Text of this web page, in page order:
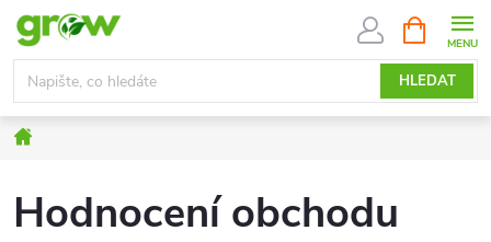
Přejít
obsah
HLEDAT
NÁKUPNÍ
KOŠÍK
Hodnocení obchodu